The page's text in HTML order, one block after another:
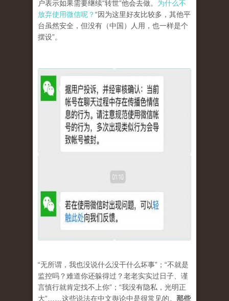
户表示如果需要继续“转世”他会去做。 为什么不
放弃使用微信呢？“因为这里好友比较多，其他平
台虽然安全，但没有（中国）人用，也一样是个
摆设”。
“无所谓，我也没说什么没干什么坏事”；“不就是
监控吗？难道你还躲得过？老老实实过日子、谨
言慎行就肯定找不上你”；“我没有隐私，光明正
大”……这些说法在中文舆论中是很常见的。 那些